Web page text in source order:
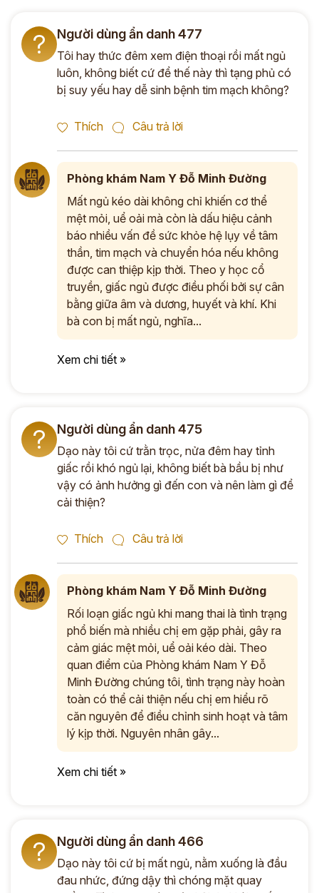
? Người dùng ẩn danh 477
Tôi hay thức đêm xem điện thoại rồi mất ngủ
luôn, không biết cứ để thế này thì tạng phủ có
bị suy yếu hay dễ sinh bệnh tim mạch không?
Thích Câu trả lời
Phòng khám Nam Y Đỗ Minh Đường
Mất ngủ kéo dài không chỉ khiến cơ thể
mệt mỏi, uể oải mà còn là dấu hiệu cảnh
báo nhiều vấn đề sức khỏe hệ lụy về tâm
thần, tim mạch và chuyển hóa nếu không
được can thiệp kịp thời. Theo y học cổ
truyền, giấc ngủ được điều phối bởi sự cân
bằng giữa âm và dương, huyết và khí. Khi
bà con bị mất ngủ, nghĩa...
Xem chi tiết »
? Người dùng ẩn danh 475
Dạo này tôi cứ trằn trọc, nửa đêm hay tỉnh
giấc rồi khó ngủ lại, không biết bà bầu bị như
vậy có ảnh hưởng gì đến con và nên làm gì để
cải thiện?
Thích Câu trả lời
Phòng khám Nam Y Đỗ Minh Đường
Rối loạn giấc ngủ khi mang thai là tình trạng
phổ biến mà nhiều chị em gặp phải, gây ra
cảm giác mệt mỏi, uể oải kéo dài. Theo
quan điểm của Phòng khám Nam Y Đỗ
Minh Đường chúng tôi, tình trạng này hoàn
toàn có thể cải thiện nếu chị em hiểu rõ
căn nguyên để điều chỉnh sinh hoạt và tâm
lý kịp thời. Nguyên nhân gây...
Xem chi tiết »
? Người dùng ẩn danh 466
Dạo này tôi cứ bị mất ngủ, nằm xuống là đầu
đau nhức, đứng dậy thì chóng mặt quay
ĐĂNG KÝ TƯ VẤN »
Thông tin của bạn được bảo mật và chỉ sử dụng cho mục đích tư vấn.